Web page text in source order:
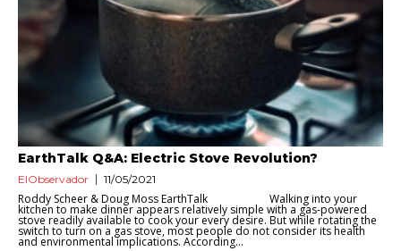
EarthTalk Q&A: Electric Stove Revolution?
ElObservador 11/05/2021
Roddy Scheer & Doug Moss EarthTalk Walking into your
kitchen to make dinner appears relatively simple with a gas-powered
stove readily available to cook your every desire. But while rotating the
switch to turn on a gas stove, most people do not consider its health
and environmental implications. According...